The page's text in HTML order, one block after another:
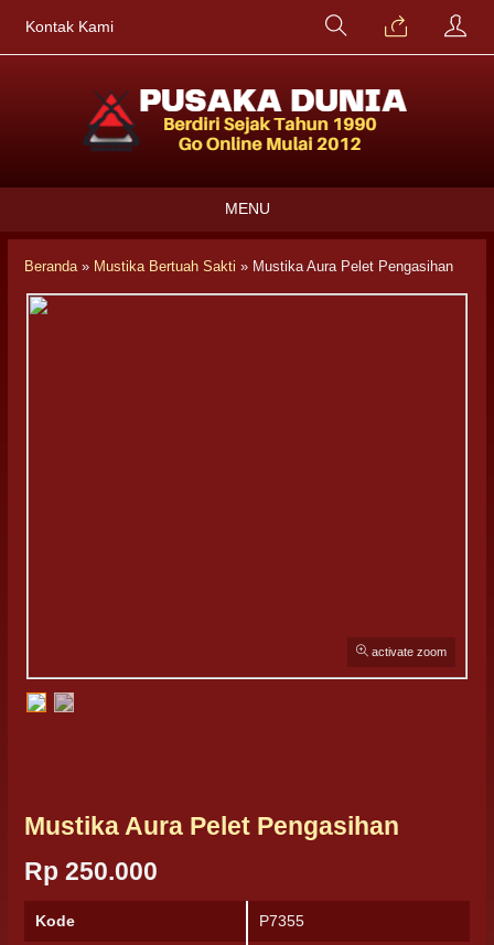
Kontak Kami
MENU
Beranda» Mustika Bertuah Sakti » Mustika Aura Pelet Pengasihan
activate zoom
Mustika Aura Pelet Pengasihan
Rp 250.000
Kode P7355